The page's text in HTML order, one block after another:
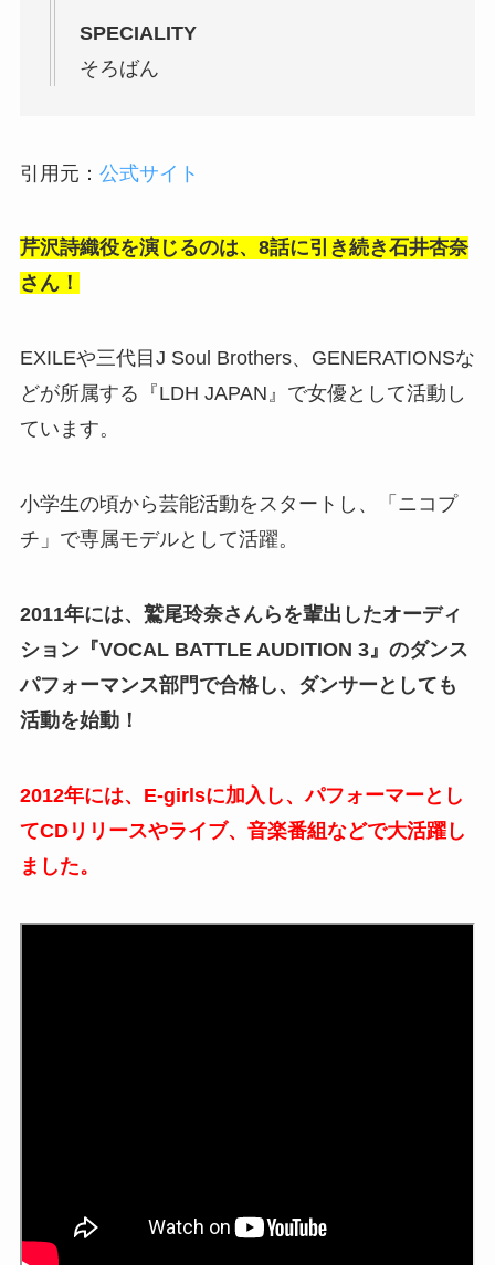
SPECIALITY
そろばん
引用元： 公式サイト
芹沢詩織役を演じるのは、8話に引き続き石井杏奈
さん！
EXILEや三代目J Soul Brothers、GENERATIONSな
どが所属する『LDH JAPAN』で女優として活動し
ています。
小学生の頃から芸能活動をスタートし、「ニコプ
チ」で専属モデルとして活躍。
2011年には、鷲尾玲奈さんらを輩出したオーディ
ション『VOCAL BATTLE AUDITION 3』のダンス
パフォーマンス部門で合格し、ダンサーとしても
活動を始動！
2012年には、E-girlsに加入し、パフォーマーとし
てCDリリースやライブ、音楽番組などで大活躍し
ました。